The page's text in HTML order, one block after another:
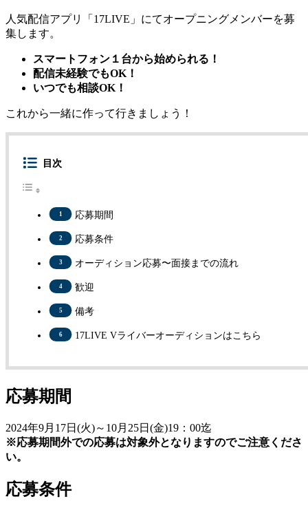
人気配信アプリ「17LIVE」にてオープニングメンバーを募
集します。
スマートフォン１台から始められる！
配信未経験でもOK！
いつでも相談OK！
これから一緒に作って行きましょう！
目次
応募期間
応募条件
オーディション応募〜面接までの流れ
歓迎
備考
17LIVE Vライバーオーディションはこちら
応募期間
2024年9月17日(火)～10月25日(金)19：00迄
※応募期間外での応募は対象外となりますのでご注意くださ
い。
応募条件